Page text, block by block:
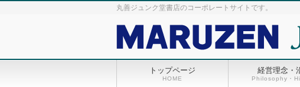
丸善ジュンク堂書店のコーポレートサイトです。
トップページ
HOME
経営理念・
Philosophy・